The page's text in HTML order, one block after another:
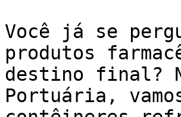
Você já se
produtos
destino final?
Portuária,